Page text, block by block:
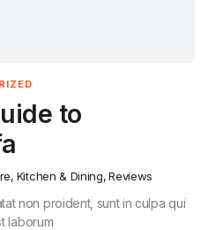
to
, Kitchen & Dining, Reviews
non proident, sunt in culpa qui
laborum